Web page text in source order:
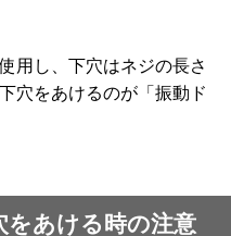
用し、下穴はネジの長さ
穴をあけるのが「振動ド
あける時の注意